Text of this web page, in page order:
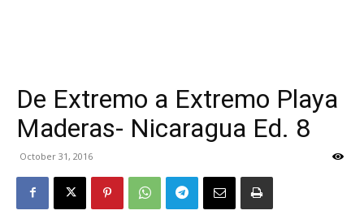
De Extremo a Extremo Playa
Maderas- Nicaragua Ed. 8
October 31, 2016